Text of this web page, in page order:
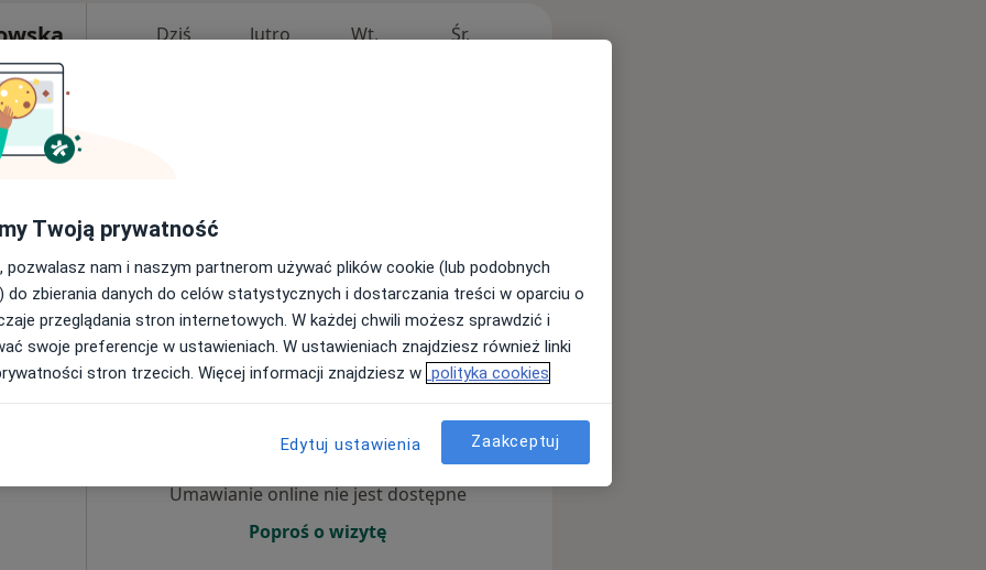
ceny
Dziś Jutro Wt, Śr, Czw,
12 Sie 13 Sie
Umawianie online nie jest dostępne
Poproś o wizytę
Twoją prywatność
pozwalasz nam i naszym partnerom używać plików cookie (lub podobnych
do zbierania danych do celów statystycznych i dostarczania treści w oparciu o
przeglądania stron internetowych. W każdej chwili możesz sprawdzić i
swoje preferencje w ustawieniach. W ustawieniach znajdziesz również linki
stron trzecich. Więcej informacji znajdziesz w polityka cookies
Edytuj ustawienia Zaakceptuj